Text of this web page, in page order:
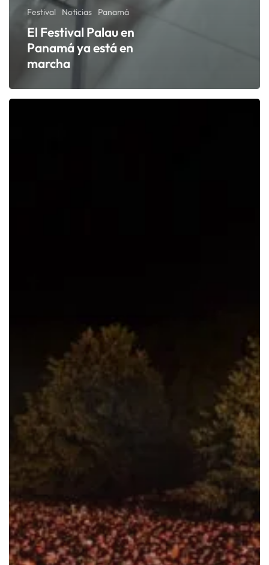
Festival Noticias Panamá
El Festival Palau en
Panamá ya está en
marcha